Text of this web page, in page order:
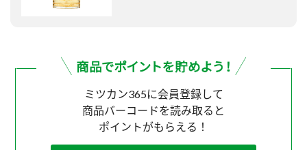
ミツカン365に会員登録して
商品バーコードを読み取ると
ポイントがもらえる！